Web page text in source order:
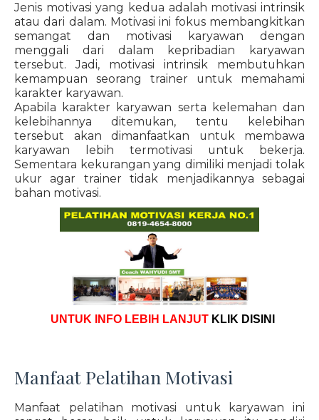
Jenis motivasi yang kedua adalah motivasi intrinsik
atau dari dalam. Motivasi ini fokus membangkitkan
semangat dan motivasi karyawan dengan
menggali dari dalam kepribadian karyawan
tersebut. Jadi, motivasi intrinsik membutuhkan
kemampuan seorang trainer untuk memahami
karakter karyawan.
Apabila karakter karyawan serta kelemahan dan
kelebihannya ditemukan, tentu kelebihan
tersebut akan dimanfaatkan untuk membawa
karyawan lebih termotivasi untuk bekerja.
Sementara kekurangan yang dimiliki menjadi tolak
ukur agar trainer tidak menjadikannya sebagai
bahan motivasi.
UNTUK INFO LEBIH LANJUT KLIK DISINI
Manfaat Pelatihan Motivasi
Manfaat pelatihan motivasi untuk karyawan ini